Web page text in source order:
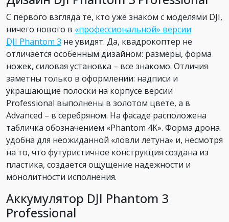
С первого взгляда те, кто уже знаком с моделями DJI,
ничего нового в «профессиональной» версии
DJI Phantom 3 не увидят. Да, квадрокоптер не
отличается особенным дизайном: размеры, форма
ножек, силовая установка – все знакомо. Отличия
заметны только в оформлении: надписи и
украшающие полоски на корпусе версии
Professional выполнены в золотом цвете, а в
Advanced – в серебряном. На фасаде расположена
табличка обозначением «Phantom 4K». Форма дрона
удобна для неожиданной «ловли летуна» и, несмотря
на то, что футуристичное конструкция создана из
пластика, создается ощущение надежности и
монолитности исполнения.
Аккумулятор DJI Phantom 3
Professional